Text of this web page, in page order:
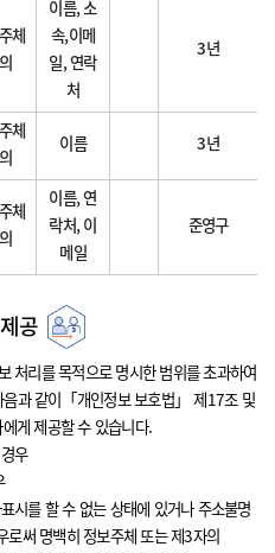
체
이름, 소
속,이메
일, 연락
처
3년
체
이름 3년
체
이름, 연
락처, 이
메일
준영구
공
처리를 목적으로 명시한 범위를 초과하여
과 같이「개인정보 보호법」 제17조 및
게 제공할 수 있습니다.
우
시를 할 수 없는 상태에 있거나 주소불명
로써 명백히 정보주체 또는 제3자의